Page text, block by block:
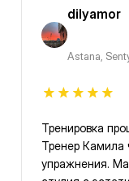
dilyamor
Astana,
Тренировка
Тренер Камила
упражнения.